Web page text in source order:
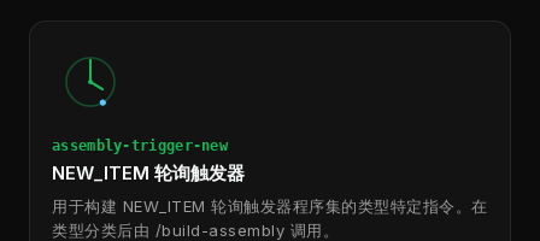
assembly-trigger-new
NEW_ITEM 轮询触发器
用于构建 NEW_ITEM 轮询触发器程序集的类型特定指令。在
类型分类后由 /build-assembly 调用。